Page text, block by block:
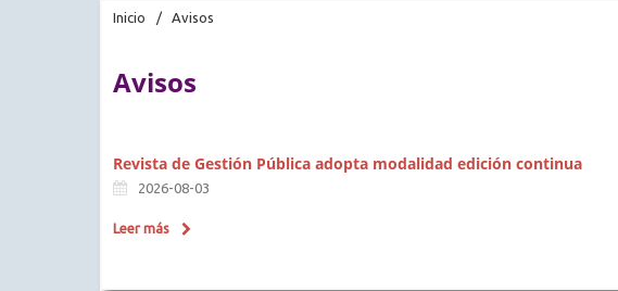
Inicio / Avisos
Avisos
Revista de Gestión Pública adopta modalidad edición continua
2026-08-03
Leer más